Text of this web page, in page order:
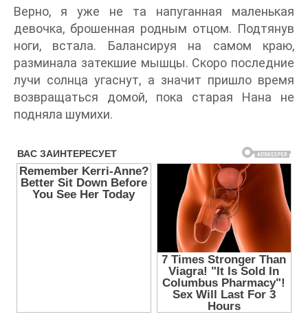
Верно, я уже не та напуганная маленькая
девочка, брошенная родным отцом. Подтянув
ноги, встала. Балансируя на самом краю,
разминала затекшие мышцы. Скоро последние
лучи солнца угаснут, а значит пришло время
возвращаться домой, пока старая Нана не
подняла шумихи.